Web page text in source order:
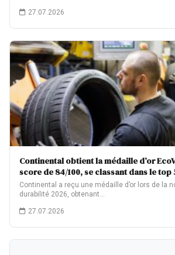
27.07.2026
Continental obtient la médaille d’or
score de 84/100, se classant dans le top
Continental a reçu une médaille d’or lors de la
durabilité 2026, obtenant…
27.07.2026